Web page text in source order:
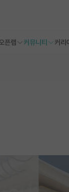
픈랩 커뮤니티 커리